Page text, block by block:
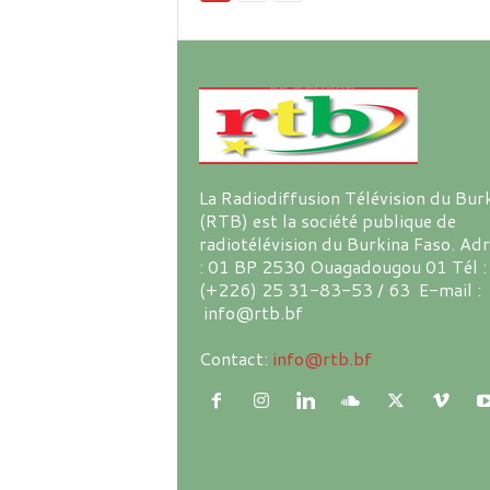
La Radiodiffusion Télévision du
(RTB) est la société publique de
radiotélévision du Burkina Faso.
: 01 BP 2530 Ouagadougou 01 Tél :
(+226) 25 31-83-53 / 63 E-mail :
info@rtb.bf
Contact: info@rtb.bf